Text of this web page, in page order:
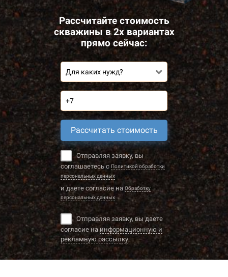
Рассчитайте стоимость
скважины в 2х вариантах
прямо сейчас:
Для каких нужд?
Рассчитать стоимость
Отправляя заявку, вы
соглашаетесь с Политикой обработки
персональных данных
и даете согласие на Обработку
персональных данных
Отправляя заявку, вы даете
согласие наинформационную и
рекламную рассылку